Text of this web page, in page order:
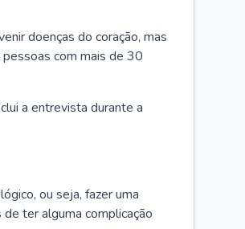
doenças do coração, mas
com mais de 30
a entrevista durante a
ou seja, fazer uma
ter alguma complicação